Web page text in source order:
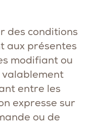
des conditions
aux présentes
modifiant ou
entre les
expresse sur
ou de